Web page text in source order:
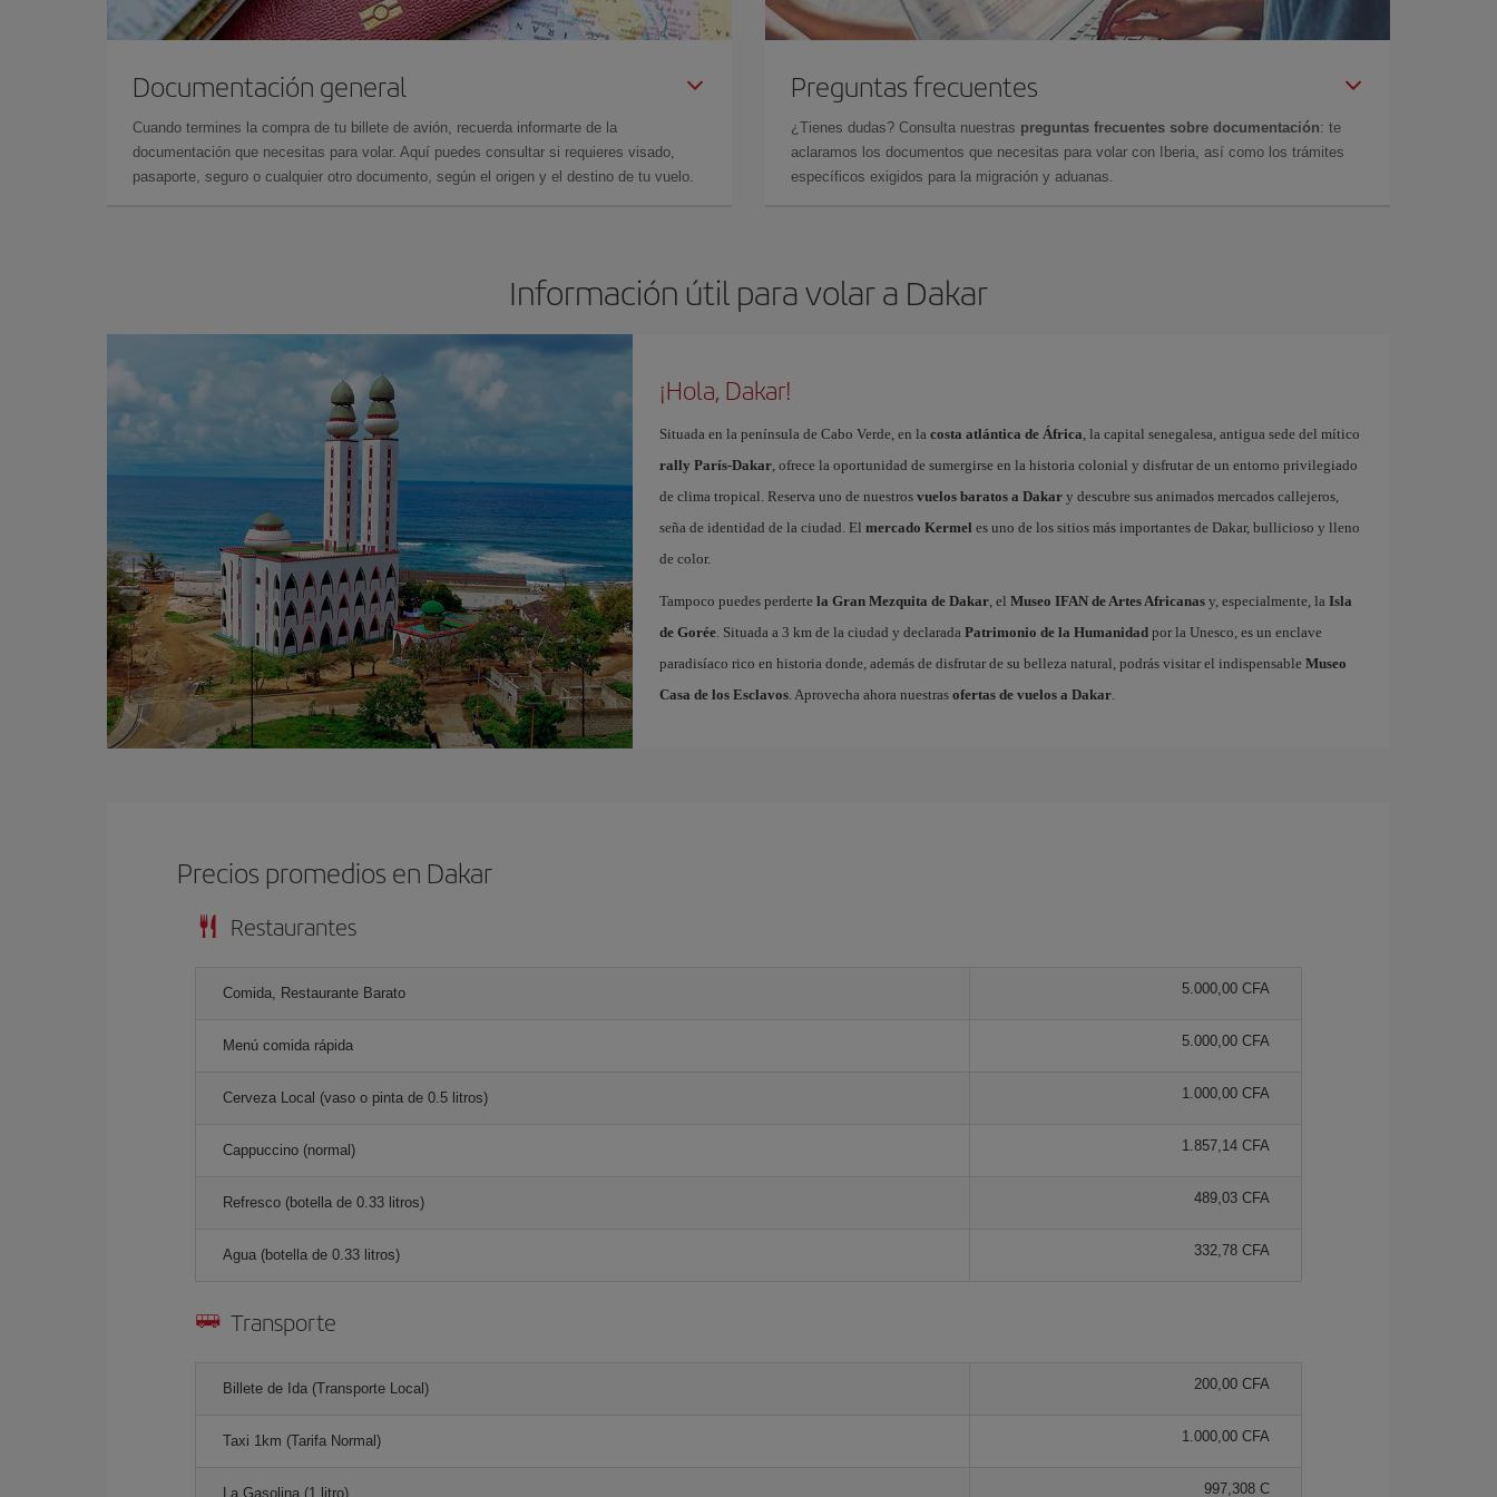
Documentación general
Cuando termines la compra de tu billete de avión, recuerda informarte de la
documentación que necesitas para volar. Aquí puedes consultar si requieres visado,
pasaporte, seguro o cualquier otro documento, según el origen y el destino de tu vuelo.
Preguntas frecuentes
¿Tienes dudas? Consulta nuestras preguntas frecuentes sobre documentación: te
aclaramos los documentos que necesitas para volar con Iberia, así como los trámites
específicos exigidos para la migración y aduanas.
Información útil para volar a Dakar
¡Hola, Dakar!
Situada en la península de Cabo Verde, en la costa atlántica de África, la capital senegalesa, antigua sede del mítico
rally París-Dakar, ofrece la oportunidad de sumergirse en la historia colonial y disfrutar de un entorno privilegiado
de clima tropical. Reserva uno de nuestros vuelos baratos a Dakary descubre sus animados mercados callejeros,
seña de identidad de la ciudad. El mercado Kermel es uno de los sitios más importantes de Dakar, bullicioso y lleno
de color.
Tampoco puedes perderte la Gran Mezquita de Dakar, el Museo IFAN de Artes Africanasy, especialmente, la Isla
de Gorée. Situada a 3 km de la ciudad y declarada Patrimonio de la Humanidadpor la Unesco, es un enclave
paradisíaco rico en historia donde, además de disfrutar de su belleza natural, podrás visitar el indispensable Museo
Casa de los Esclavos. Aprovecha ahora nuestras ofertas de vuelos a Dakar.
Precios promedios en Dakar
Restaurantes
Comida, Restaurante Barato 5.000,00 CFA
Menú comida rápida 5.000,00 CFA
Cerveza Local (vaso o pinta de 0.5 litros) 1.000,00 CFA
Cappuccino (normal) 1.857,14 CFA
Refresco (botella de 0.33 litros) 489,03 CFA
Agua (botella de 0.33 litros) 332,78 CFA
Transporte
Billete de Ida (Transporte Local) 200,00 CFA
Taxi 1km (Tarifa Normal) 1.000,00 CFA
La Gasolina (1 litro) 997,308 C